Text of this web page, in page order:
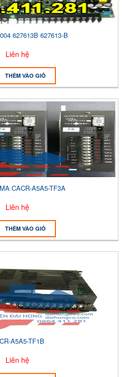
627613B 627613-B
Liên hệ
THÊM VÀO GIỎ
CACR-A5A5-TF3A
Liên hệ
THÊM VÀO GIỎ
A5A5-TF1B
Liên hệ